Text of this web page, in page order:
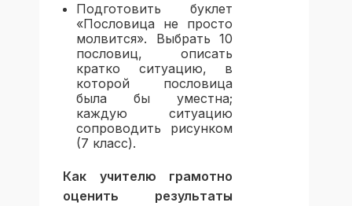
Подготовить буклет
«Пословица не просто
молвится». Выбрать 10
пословиц, описать
кратко ситуацию, в
которой пословица
была бы уместна;
каждую ситуацию
сопроводить рисунком
(7 класс).
Как учителю грамотно
оценить результаты